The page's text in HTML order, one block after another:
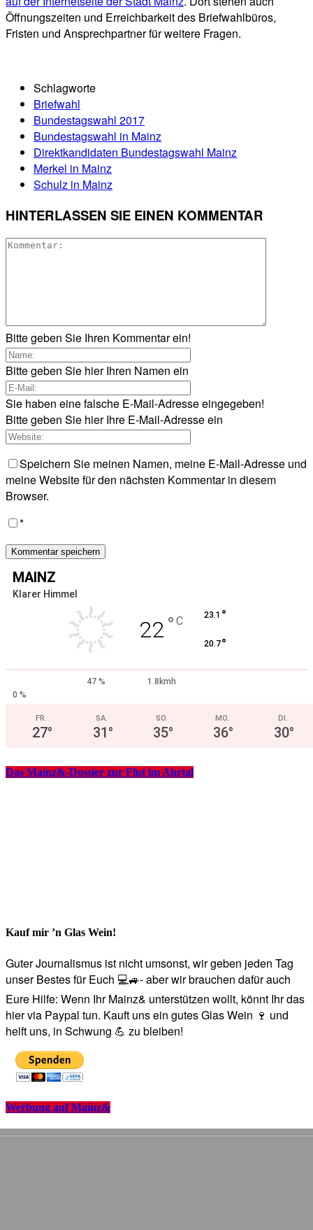
Öffnungszeiten und Erreichbarkeit des Briefwahlbüros,
Fristen und Ansprechpartner für weitere Fragen.
Schlagworte
Briefwahl
Bundestagswahl 2017
Bundestagswahl in Mainz
Direktkandidaten Bundestagswahl Mainz
Merkel in Mainz
Schulz in Mainz
HINTERLASSEN SIE EINEN KOMMENTAR
Bitte geben Sie Ihren Kommentar ein!
Bitte geben Sie hier Ihren Namen ein
Sie haben eine falsche E-Mail-Adresse eingegeben!
Bitte geben Sie hier Ihre E-Mail-Adresse ein
Speichern Sie meinen Namen, meine E-Mail-Adresse und
meine Website für den nächsten Kommentar in diesem
Browser.
*
MAINZ
Klarer Himmel
22 ° C 23.1 °
20.7°
47 %
1.8kmh
0 %
FR.
27°
SA.
31°
SO.
35°
MO.
36°
DI.
30°
Das Mainz&-Dossier zur Flut im Ahrtal
Kauf mir ’n Glas Wein!
Guter Journalismus ist nicht umsonst, wir geben jeden Tag
unser Bestes für Euch 💻🚙- aber wir brauchen dafür auch
Eure Hilfe: Wenn Ihr Mainz& unterstützen wollt, könnt Ihr das
hier via Paypal tun. Kauft uns ein gutes Glas Wein 🍷 und
helft uns, in Schwung 💪 zu bleiben!
Werbung auf Mainz&